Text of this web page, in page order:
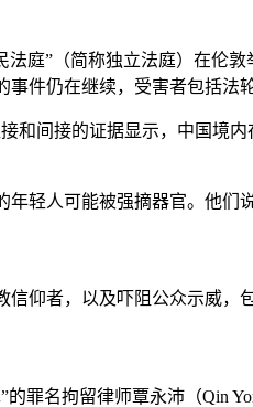
法庭”（简称独立法庭）在伦
事件仍在继续，受害者包括法
和间接的证据显示，中国境
轻人可能被强摘器官。他
仰者，以及吓阻公众示威，
罪名拘留律师覃永沛（Qin